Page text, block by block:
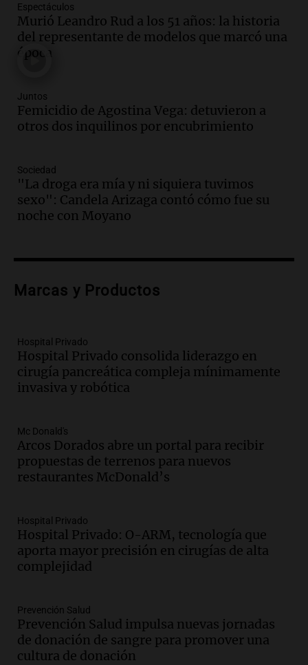
Episodios
Audio.Día Internacional de la Cerveza:
mitos, secretos y el desafío de producir
Episodios
Audio.Tucumán enfrenta un equilibrio
Panorama Federal
Episodios
Audio.La calidad del empleo en
Argentina cae y preocupa a economistas
Audio.Audiencia por tragedia vial en
Panorama Federal
Episodios
Audio.Solicitan quiebra de Lebron
Group en medio de una investigación
Episodios
Audio.Detienen a pareja en Alderete por
venta de medicamentos controlados
mediante delivery
Episodios
Audio.El alzobispo García Cueva llama a
la clase dirigente a abordar problemas
económicos y sociales
Audio.La inflación en Buenos Aires
alcanza el 2,9% en julio, generando
incertidumbre sobre el IPC nacional
Espectáculos
Murió Leandro Rud a los 51 años: la historia
del representante de modelos que marcó una
época
Juntos
Femicidio de Agostina Vega: detuvieron a
otros dos inquilinos por encubrimiento
Sociedad
"La droga era mía y ni siquiera tuvimos
sexo": Candela Arizaga contó cómo fue su
noche con Moyano
Marcas y Productos
Hospital Privado
Hospital Privado consolida liderazgo en
cirugía pancreática compleja mínimamente
invasiva y robótica
Mc Donald's
Arcos Dorados abre un portal para recibir
propuestas de terrenos para nuevos
restaurantes McDonald’s
Hospital Privado
Hospital Privado: O-ARM, tecnología que
aporta mayor precisión en cirugías de alta
complejidad
Prevención Salud
Prevención Salud impulsa nuevas jornadas
de donación de sangre para promover una
cultura de donación